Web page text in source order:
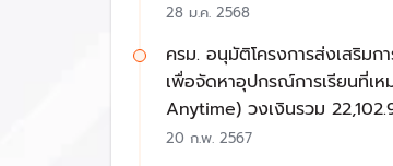
ในด้านการศึกษา รัฐบาลจะ
เรียนได้เข้าถึงการเรียนรู้อ
สอดคล้องกับนโยบายของ พล.ต.อ.
28 ม.ค. 2568
ครม. อนุมัติโครงการส่งเสริมก
เพื่อจัดหาอุปกรณ์การเรียนที่เ
Anytime) วงเงินรวม
20 ก.พ. 2567